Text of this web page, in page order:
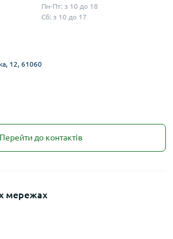
Пн-Пт: з 10 до 18
Сб: з 10 до 17
12, 61060
Перейти до контактів
мережах